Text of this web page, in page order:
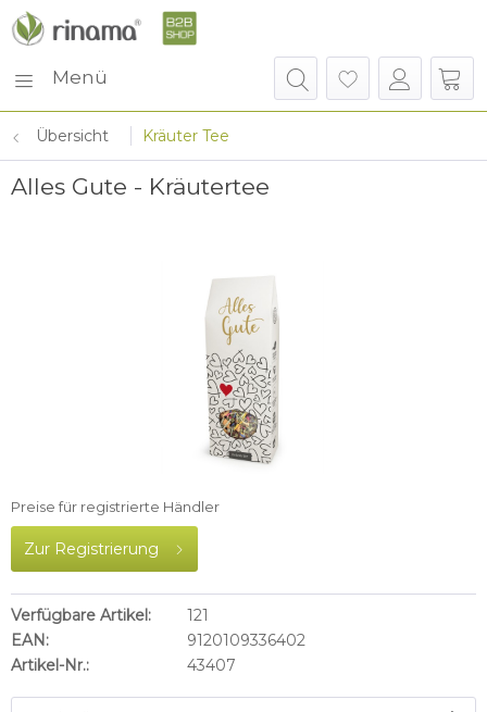
Menü
Übersicht Kräuter Tee
Alles Gute - Kräutertee
Preise für registrierte Händler
Zur Registrierung
Verfügbare Artikel:
121
EAN:
9120109336402
Artikel-Nr.:
43407